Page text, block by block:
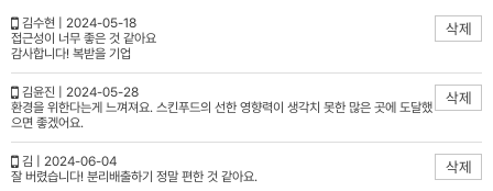
김수현 | 2024-05-18 삭제
접근성이 너무 좋은 것 같아요
감사합니다! 복받을 기업
김윤진 | 2024-05-28 삭제
환경을 위한다는게 느껴져요. 스킨푸드의 선한 영향력이 생각치 못한 많은 곳에 도달했
으면 좋겠어요.
김 | 2024-06-04 삭제
잘 버렸습니다! 분리배출하기 정말 편한 것 같아요.